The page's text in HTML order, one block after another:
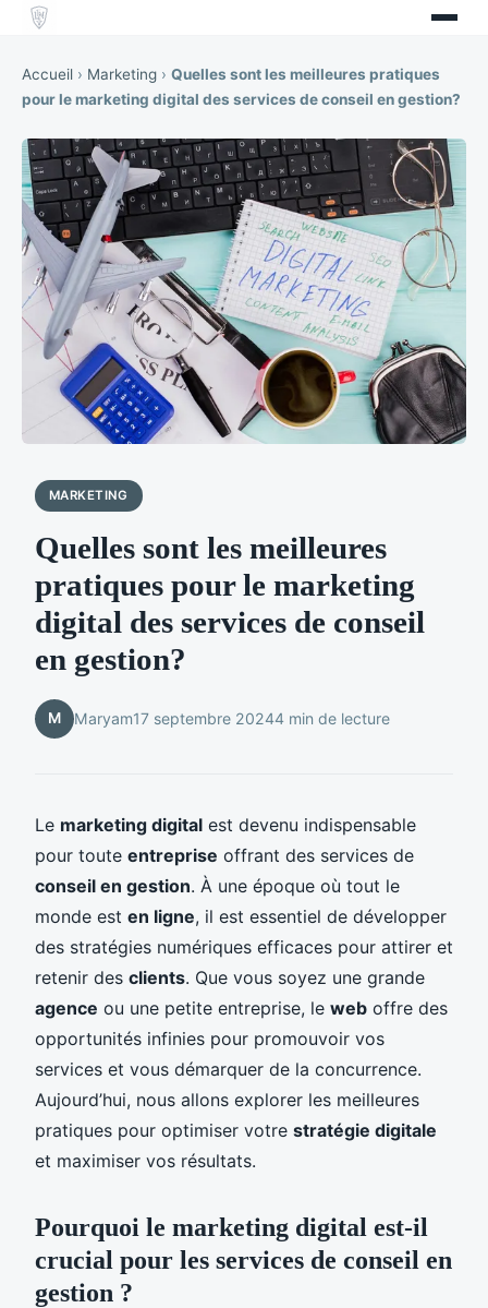
Accueil › Marketing › Quelles sont les meilleures pratiques
pour le marketing digital des services de conseil en gestion?
MARKETING
Quelles sont les meilleures
pratiques pour le marketing
digital des services de conseil
en gestion?
M Maryam17 septembre 20244 min de lecture
Le marketing digital est devenu indispensable
pour toute entreprise offrant des services de
conseil en gestion. À une époque où tout le
monde est en ligne, il est essentiel de développer
des stratégies numériques efficaces pour attirer et
retenir des clients. Que vous soyez une grande
agence ou une petite entreprise, le web offre des
opportunités infinies pour promouvoir vos
services et vous démarquer de la concurrence.
Aujourd’hui, nous allons explorer les meilleures
pratiques pour optimiser votre stratégie digitale
et maximiser vos résultats.
Pourquoi le marketing digital est-il
crucial pour les services de conseil en
gestion ?